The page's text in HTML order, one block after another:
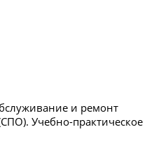
и ремонт
Учебно-практическое